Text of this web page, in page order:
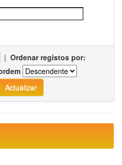
| Ordenar registos por: